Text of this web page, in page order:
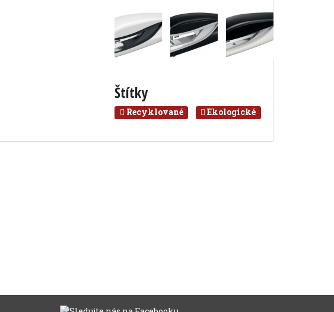
Štítky
Recyklované Ekologické